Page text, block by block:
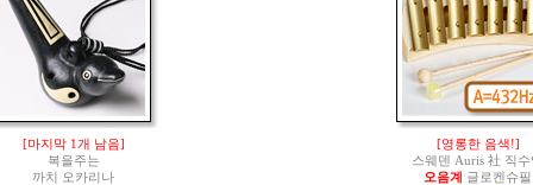
[마지막 1개 남음]
복을주는
까치 오카리나
[영롱한 음색!]
스웨덴 Auris 社 직
오음계
글로켄슈필